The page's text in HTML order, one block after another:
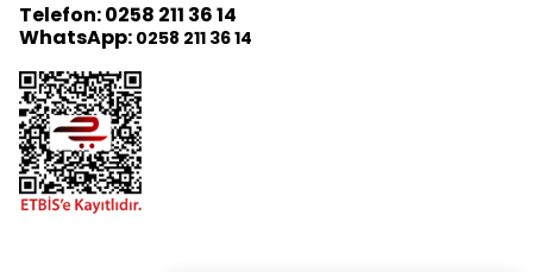
Telefon: 0258 211 36 14
WhatsApp: 0258 211 36 14